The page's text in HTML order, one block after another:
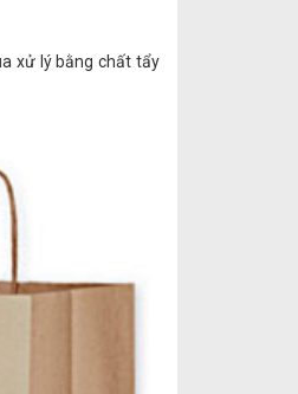
xử lý bằng chất tẩy